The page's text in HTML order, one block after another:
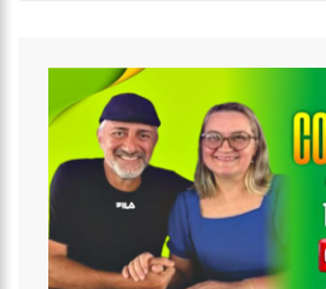
20:57 ATENÇÃO PARA O GOLPE DO
IMPORTANTE
18:53 SAIBA QUEM É O NOVO AMOR DE
VÍDEO CHAMANDO JOVEM
13:42
FAUSTO JÚNIOR PODE SER O
07:27 PREFEITURA DE MANAUS DEFINE